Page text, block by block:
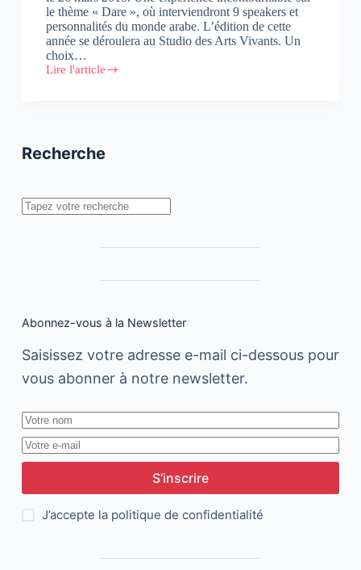
le thème « Dare », où interviendront 9 speakers et
personnalités du monde arabe. L’édition de cette
année se déroulera au Studio des Arts Vivants. Un
choix…
Lire l'article
TEDxCasablanca
idées
Recherche
Rechercher
Abonnez-vous à la Newsletter
Saisissez votre adresse e-mail ci-dessous pour
vous abonner à notre newsletter.
S’inscrire
J’accepte la politique de confidentialité